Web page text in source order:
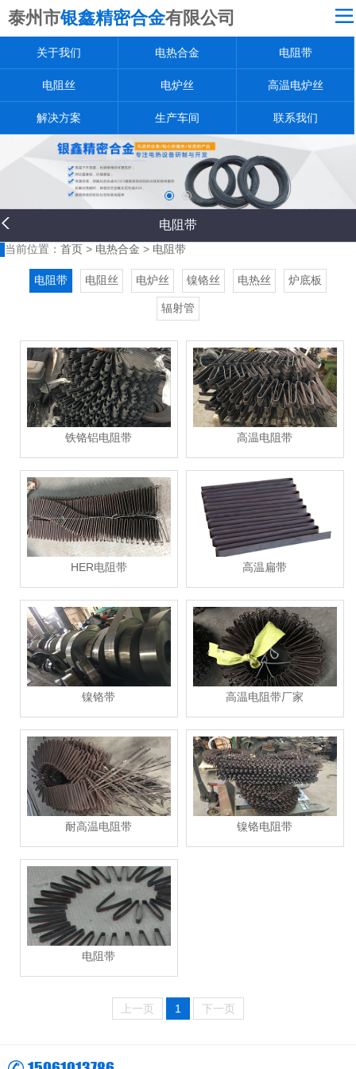
泰州市银鑫精密合金有限公司
网站导航
关于我们
电热合金
电阻带
高温电炉丝
生产车间
联系我们
关于我们 电热合金 电阻带
电阻丝 电炉丝 高温电炉丝
解决方案 生产车间 联系我们
电阻带
当前位置： 首页 > 电热合金 > 电阻带
电阻带 电阻丝 电炉丝 镍铬丝 电热丝 炉底板
辐射管
铁铬铝电阻带 高温电阻带
HER电阻带 高温扁带
镍铬带 高温电阻带厂家
耐高温电阻带 镍铬电阻带
电阻带
上一页 1 下一页